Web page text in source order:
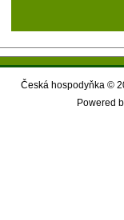
Česká hospodyňka ©
Powered